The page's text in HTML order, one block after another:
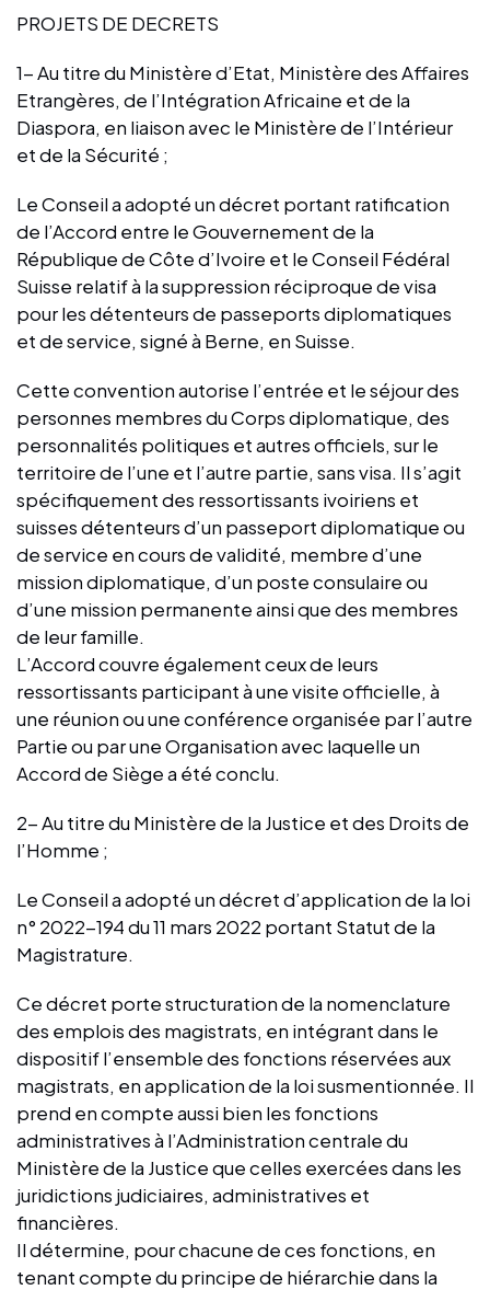
PROJETS DE DECRETS
1- Au titre du Ministère d’Etat, Ministère des Affaires
Etrangères, de l’Intégration Africaine et de la
Diaspora, en liaison avec le Ministère de l’Intérieur
et de la Sécurité ;
Le Conseil a adopté un décret portant ratification
de l’Accord entre le Gouvernement de la
République de Côte d’Ivoire et le Conseil Fédéral
Suisse relatif à la suppression réciproque de visa
pour les détenteurs de passeports diplomatiques
et de service, signé à Berne, en Suisse.
Cette convention autorise l’entrée et le séjour des
personnes membres du Corps diplomatique, des
personnalités politiques et autres officiels, sur le
territoire de l’une et l’autre partie, sans visa. Il s’agit
spécifiquement des ressortissants ivoiriens et
suisses détenteurs d’un passeport diplomatique ou
de service en cours de validité, membre d’une
mission diplomatique, d’un poste consulaire ou
d’une mission permanente ainsi que des membres
de leur famille.
L’Accord couvre également ceux de leurs
ressortissants participant à une visite officielle, à
une réunion ou une conférence organisée par l’autre
Partie ou par une Organisation avec laquelle un
Accord de Siège a été conclu.
2- Au titre du Ministère de la Justice et des Droits de
l’Homme ;
Le Conseil a adopté un décret d’application de la loi
n° 2022-194 du 11 mars 2022 portant Statut de la
Magistrature.
Ce décret porte structuration de la nomenclature
des emplois des magistrats, en intégrant dans le
dispositif l’ensemble des fonctions réservées aux
magistrats, en application de la loi susmentionnée. Il
prend en compte aussi bien les fonctions
administratives à l’Administration centrale du
Ministère de la Justice que celles exercées dans les
juridictions judiciaires, administratives et
financières.
Il détermine, pour chacune de ces fonctions, en
tenant compte du principe de hiérarchie dans la